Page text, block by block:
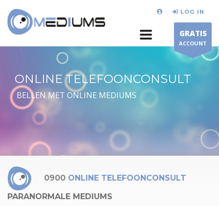
LOG IN
GRATIS
ACCOUNT
ONLINE TELEFOONCONSULT
BELLEN MET ONLINE MEDIUMS
0900 ONLINE TELEFOONCONSULT
PARANORMALE MEDIUMS